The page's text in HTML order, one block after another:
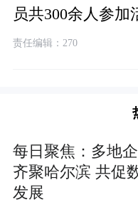
员共300余人参加
责任编辑：270
每日聚焦：多地
齐聚哈尔滨 共促
发展